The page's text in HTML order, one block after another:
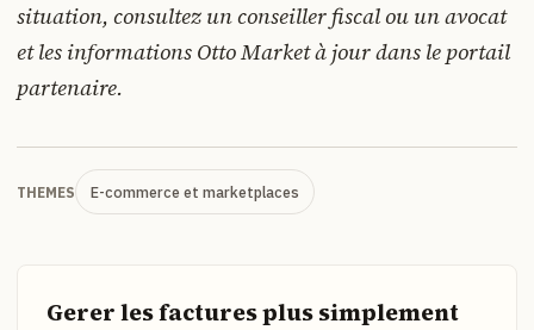
situation, consultez un conseiller fiscal ou un avocat
et les informations Otto Market à jour dans le portail
partenaire.
THEMES E-commerce et marketplaces
Gerer les factures plus simplement